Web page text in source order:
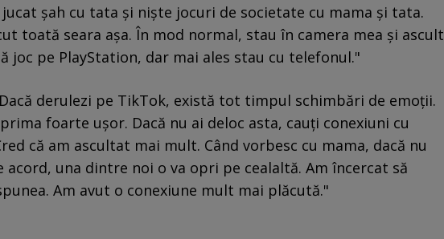
jucat șah cu tata și niște jocuri de societate cu mama și tata.
toată seara așa. În mod normal, stau în camera mea și ascult
joc pe PlayStation, dar mai ales stau cu telefonul."
derulezi pe TikTok, există tot timpul schimbări de emoții.
foarte ușor. Dacă nu ai deloc asta, cauți conexiuni cu
că am ascultat mai mult. Când vorbesc cu mama, dacă nu
acord, una dintre noi o va opri pe cealaltă. Am încercat să
Am avut o conexiune mult mai plăcută."